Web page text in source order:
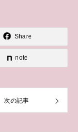
Share
note
次の記事